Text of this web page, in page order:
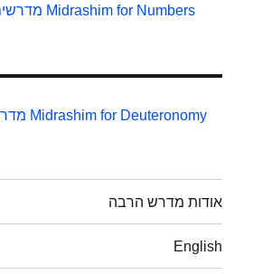
Midrashim for Numbers
Midrashim for Deuteronomy
אודות מדרש הרבה
English